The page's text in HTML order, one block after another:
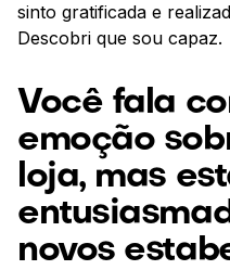
sinto gratificada e
Descobri que sou capaz.
Você fala
emoção
loja, mas
novos